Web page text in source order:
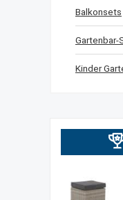
Balkonsets
Gartenbar-
Kinder